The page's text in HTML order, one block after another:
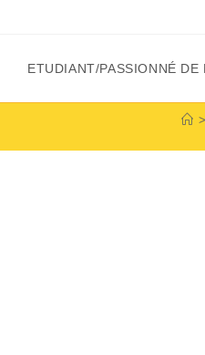
ETUDIANT/PASSIONNÉ DE
>